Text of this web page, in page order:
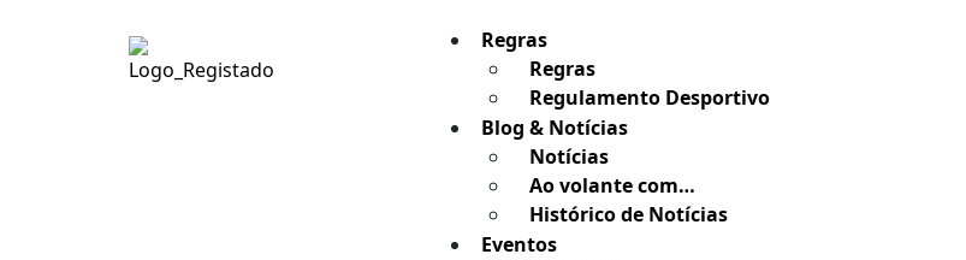
Regras
Regras
Regulamento Desportivo
Blog & Notícias
Notícias
Ao volante com…
Histórico de Notícias
Eventos